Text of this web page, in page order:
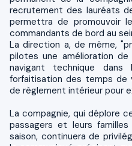
recrutement des lauréats
permettra de promouvoir
commandants de bord au
La direction a, de même,
pilotes une amélioration
navigant technique
forfaitisation des temps de
de règlement intérieur pour
La compagnie, qui déplore
passagers et leurs
saison, continuera de